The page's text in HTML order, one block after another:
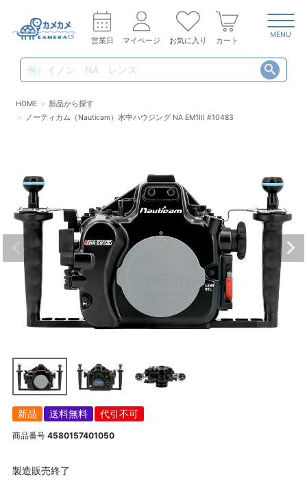
営業日 マイページ お気に入り カート
MENU
HOME
新品から探す
ノーティカム（Nauticam）水中ハウジング NA EM1III #10483
新品 送料無料 代引不可
商品番号 4580157401050
製造販売終了